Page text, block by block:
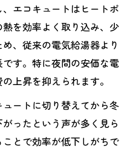
エコキュートはヒートポ
を効率よく取り込み、少
、従来の電気給湯器より
す。特に夜間の安価な電
上昇を抑えられます。
ートに切り替えてから冬
ったという声が多く見ら
とで効率が低下しがちで